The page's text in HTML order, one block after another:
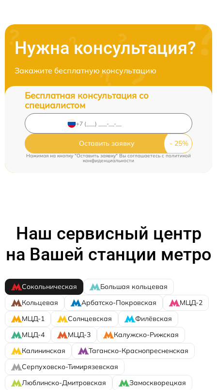
Нужна консультация?
Закажите бесплатную консультацию
Бесплатная консультация со
специалистом
Оставить заявку
Нажимая на кнопку "Оставить заявку" Вы соглашаетесь c политикой
конфиденциальности
Наш сервисный центр
на Вашей станции метро
Сокольническая
Большая кольцевая
Кольцевая
Арбатско-Покровская
МЦД-2
МЦД-1
Солнцевская
Филёвская
МЦД-4
МЦД-3
Калужско-Рижская
Калининская
Таганско-Краснопресненская
Серпуховско-Тимирязевская
Люблинско-Дмитровская
Замоскворецкая